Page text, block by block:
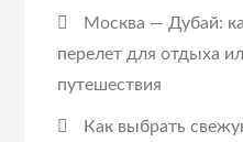
Москва — Дубай:
перелет для отдыха
путешествия
Как выбрать